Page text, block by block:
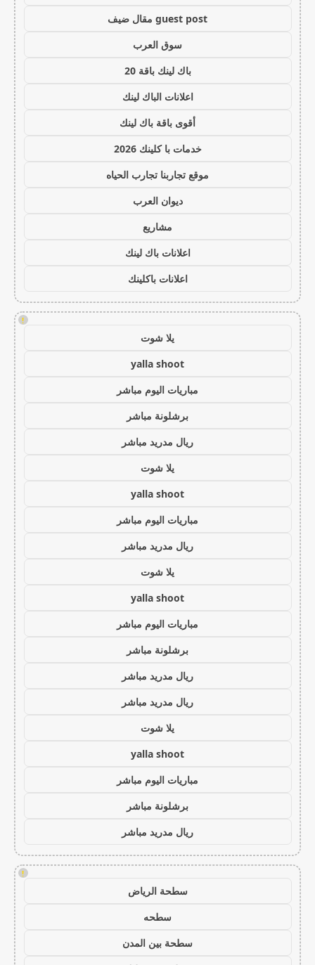
guest post مقال ضيف
سوق العرب
باك لينك باقة 20
اعلانات الباك لينك
أقوى باقة باك لينك
خدمات با كلينك 2026
موقع تجاربنا تجارب الحياه
ديوان العرب
مشاريع
اعلانات باك لينك
اعلانات باكلينك
!
يلا شوت
yalla shoot
مباريات اليوم مباشر
برشلونة مباشر
ريال مدريد مباشر
يلا شوت
yalla shoot
مباريات اليوم مباشر
ريال مدريد مباشر
يلا شوت
yalla shoot
مباريات اليوم مباشر
برشلونة مباشر
ريال مدريد مباشر
ريال مدريد مباشر
يلا شوت
yalla shoot
مباريات اليوم مباشر
برشلونة مباشر
ريال مدريد مباشر
!
سطحة الرياض
سطحه
سطحة بين المدن